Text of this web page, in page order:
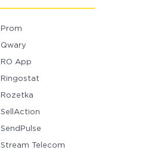
Prom
Qwary
RO App
Ringostat
Rozetka
SellAction
SendPulse
Stream Telecom